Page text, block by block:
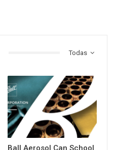
Todas
Ball Aerosol Can School